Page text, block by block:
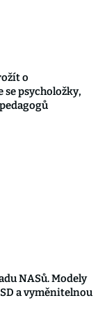
o
se psycholožky,
NASů. Modely
a vyměnitelnou